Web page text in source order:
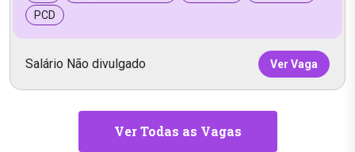
PCD
Salário Não divulgado Ver Vaga
Ver Todas as Vagas